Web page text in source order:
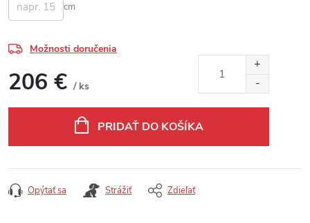
cm
Možnosti doručenia
206 € / ks
PRIDAŤ DO KOŠÍKA
Opýtať sa Strážiť Zdieľať